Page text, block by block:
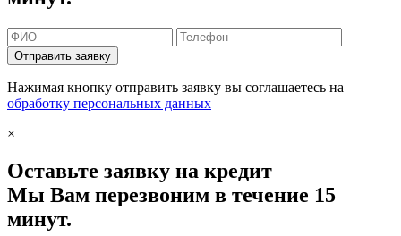
Отправить заявку
Нажимая кнопку отправить заявку вы соглашаетесь на
обработку персональных данных
×
Оставьте заявку на кредит
Мы Вам перезвоним в течение 15
минут.